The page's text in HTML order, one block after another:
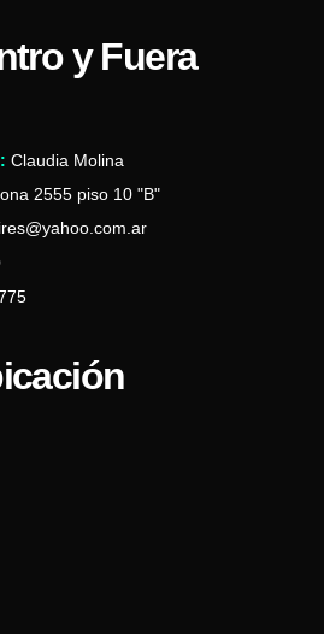
y Fuera
Claudia Molina
2555 piso 10 "B"